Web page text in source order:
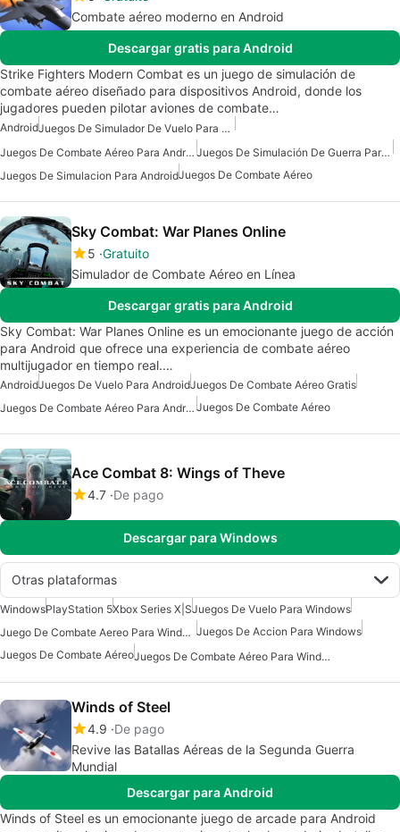
Combate aéreo moderno en Android
Descargar gratis para Android
Strike Fighters Modern Combat es un juego de simulación de
combate aéreo diseñado para dispositivos Android, donde los
jugadores pueden pilotar aviones de combate…
Android
Juegos De Simulador De Vuelo Para Android
Juegos De Combate Aéreo Para Android
Juegos De Simulación De Guerra Para Android
Juegos De Simulacion Para AndroidJuegos De Combate Aéreo
Sky Combat: War Planes Online
5 Gratuito
Simulador de Combate Aéreo en Línea
Descargar gratis para Android
Sky Combat: War Planes Online es un emocionante juego de acción
para Android que ofrece una experiencia de combate aéreo
multijugador en tiempo real.…
AndroidJuegos De Vuelo Para AndroidJuegos De Combate Aéreo Gratis
Juegos De Combate Aéreo Para Android Juegos De Combate Aéreo
Ace Combat 8: Wings of Theve
4.7 De pago
Descargar para Windows
Otras plataformas
WindowsPlayStation 5Xbox Series X|SJuegos De Vuelo Para Windows
Juego De Combate Aereo Para Windows 7 Juegos De Accion Para Windows
Juegos De Combate Aéreo
Juegos De Combate Aéreo Para Windows
Winds of Steel
4.9 De pago
Revive las Batallas Aéreas de la Segunda Guerra
Mundial
Descargar para Android
Winds of Steel es un emocionante juego de arcade para Android